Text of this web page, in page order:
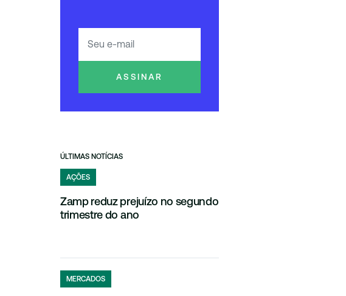
ASSINAR
ÚLTIMAS NOTÍCIAS
AÇÕES
Zamp reduz prejuízo no segundo
trimestre do ano
MERCADOS